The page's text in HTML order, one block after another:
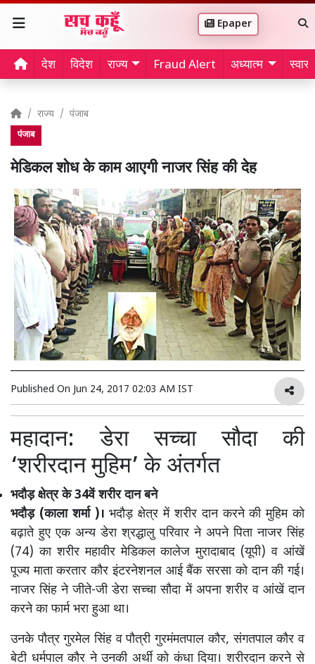
Epaper
देश विदेश राज्य Fraud Alert अध्यात्म
राज्य पंजाब
पंजाब
मेडिकल शोध के काम आएगी नाजर सिंह की देह
Published On Jun 24, 2017 02:03 AM IST
महादान: डेरा सच्चा सौदा की
‘शरीरदान मुहिम’ के अंतर्गत
भदौड़ क्षेत्र के 34वें शरीर दान बने
भदौड़ (काला शर्मा )।भदौड़ क्षेत्र में शरीर दान करने की मुहिम को
बढ़ाते हुए एक अन्य डेरा श्रद्धालु परिवार ने अपने पिता नाजर सिंह
(74) का शरीर महावीर मेडिकल कालेज मुरादाबाद (यूपी) व आंखें
पूज्य माता करतार कौर इंटरनेशनल आई बैंक सरसा को दान की गई।
नाजर सिंह ने जीते-जी डेरा सच्चा सौदा में अपना शरीर व आंखें दान
करने का फार्म भरा हुआ था।
उनके पौत्र गुरमेल सिंह व पौत्री गुरमंमतपाल कौर, संगतपाल कौर व
बेटी धर्मपाल कौर ने उनकी अर्थी को कंधा दिया। शरीरदान करने से